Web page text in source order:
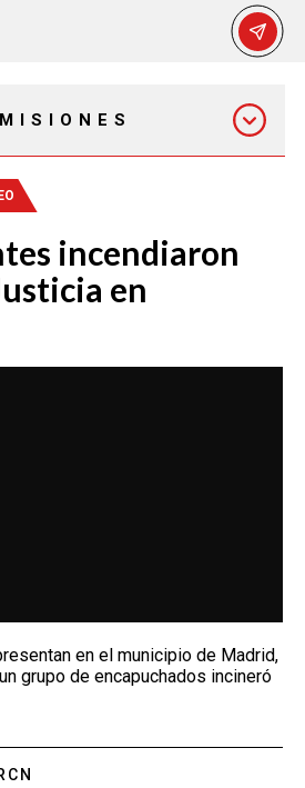
EMISIÓN 12:30 PM
EMISIÓN 7:00 PM
incendiaron
en
en el municipio de Madrid,
grupo de encapuchados incineró